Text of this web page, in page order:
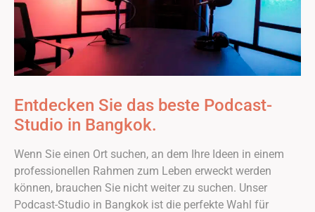
Entdecken Sie das beste Podcast-
Studio in Bangkok.
Wenn Sie einen Ort suchen, an dem Ihre Ideen in einem
professionellen Rahmen zum Leben erweckt werden
können, brauchen Sie nicht weiter zu suchen. Unser
Podcast-Studio in Bangkok ist die perfekte Wahl für